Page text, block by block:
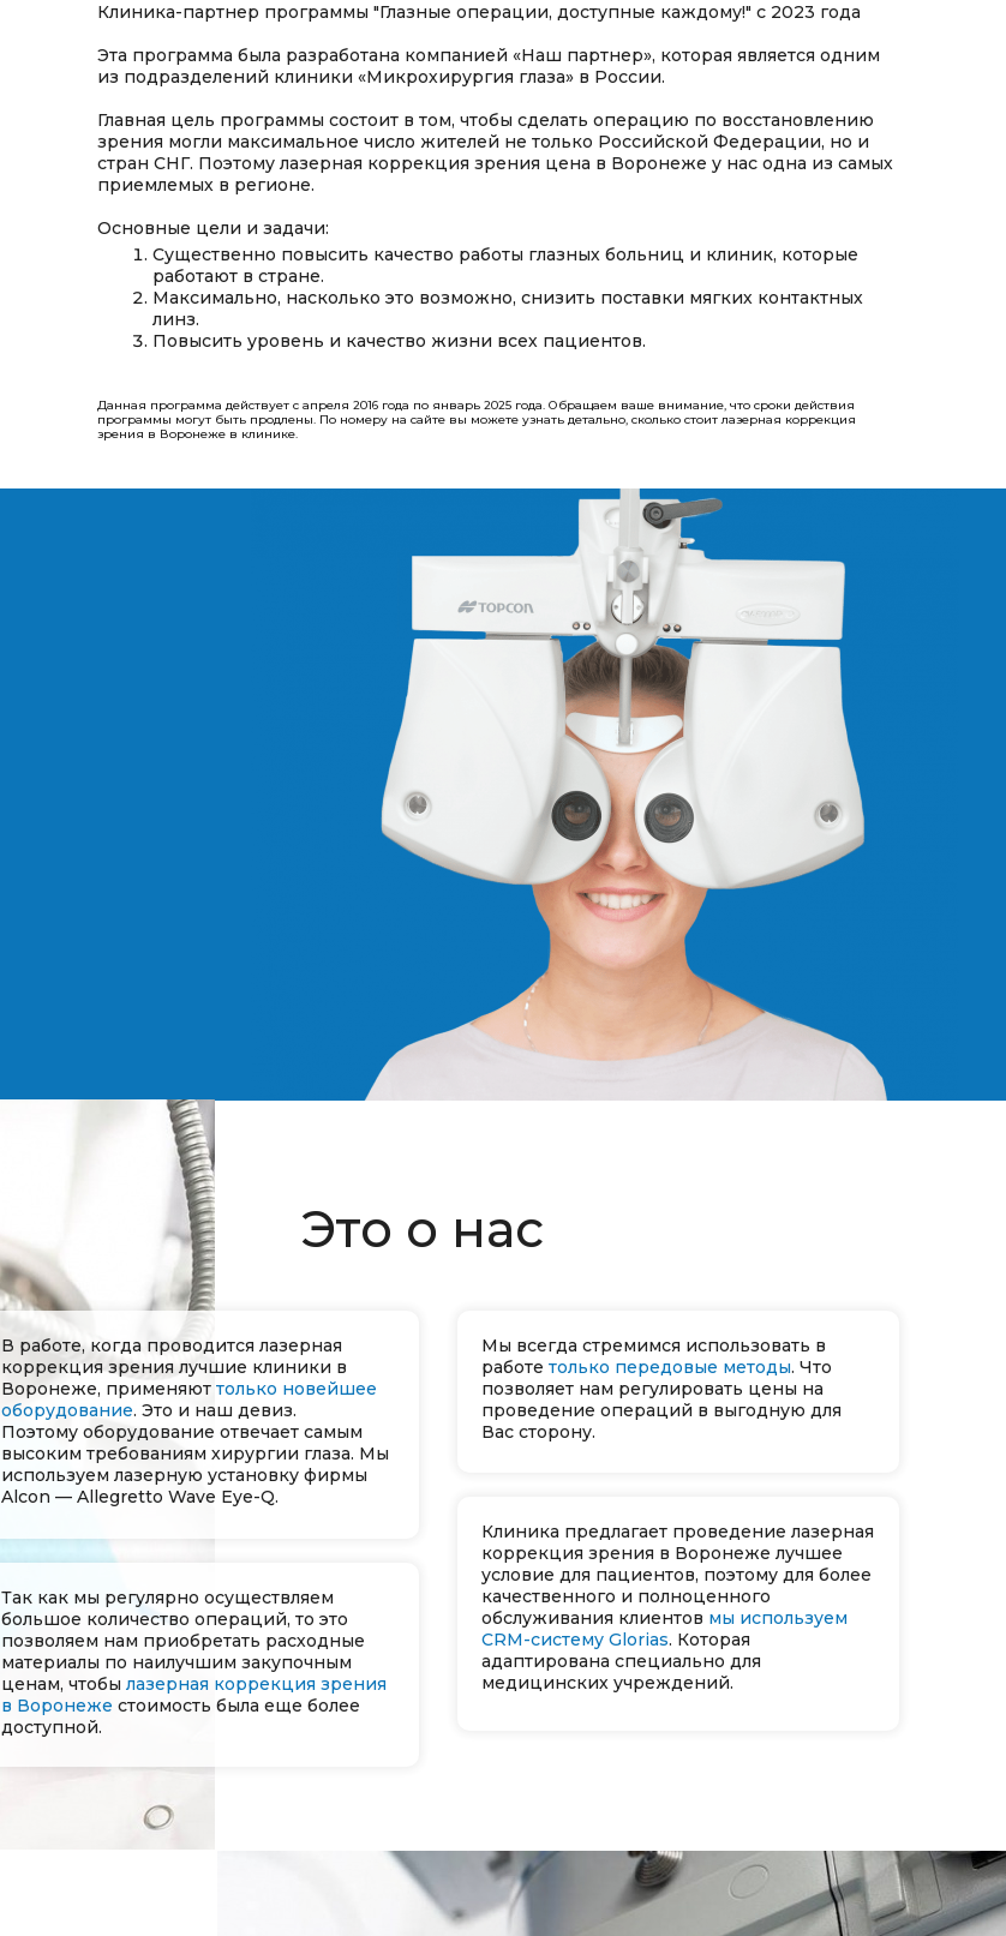
Клиника-партнер программы "Глазные операции, доступные каждому!" с 2023 года
Эта программа была разработана компанией «Наш партнер», которая является одним
из подразделений клиники «Микрохирургия глаза» в России.
Главная цель программы состоит в том, чтобы сделать операцию по восстановлению
зрения могли максимальное число жителей не только Российской Федерации, но и
стран СНГ. Поэтому лазерная коррекция зрения цена в Воронеже у нас одна из самых
приемлемых в регионе.
Основные цели и задачи:
Существенно повысить качество работы глазных больниц и клиник, которые
работают в стране.
Максимально, насколько это возможно, снизить поставки мягких контактных
линз.
Повысить уровень и качество жизни всех пациентов.
Данная программа действует с апреля 2016 года по январь 2025 года. Обращаем ваше внимание, что сроки действия
программы могут быть продлены.​​​​​​​ По номеру на сайте вы можете узнать детально, сколько стоит лазерная коррекция
зрения в Воронеже в клинике.
Это о нас
В работе, когда проводится лазерная
коррекция зрения лучшие клиники в
Воронеже, применяют только новейшее
оборудование. Это и наш девиз.
Поэтому оборудование отвечает самым
высоким требованиям хирургии глаза. Мы
используем лазерную установку фирмы
Alcon — Allegretto Wave Eye-Q.
Мы всегда стремимся использовать в
работе только передовые методы. Что
позволяет нам регулировать цены на
проведение операций в выгодную для
Вас сторону.
Так как мы регулярно осуществляем
большое количество операций, то это
позволяем нам приобретать расходные
материалы по наилучшим закупочным
ценам, чтобы лазерная коррекция зрения
в Воронеже стоимость была еще более
доступной.
Клиника предлагает проведение лазерная
коррекция зрения в Воронеже лучшее
условие для пациентов, поэтому для более
качественного и полноценного
обслуживания клиентов мы используем
CRM-систему Glorias. Которая
адаптирована специально для
медицинских учреждений.